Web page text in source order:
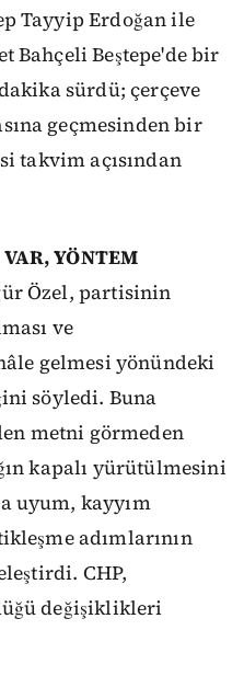
Tayyip Erdoğan ile
Bahçeli Beştepe'de bir
sürdü; çerçeve
geçmesinden bir
takvim açısından
YÖNTEM
Özel, partisinin
ve
gelmesi yönündeki
söyledi. Buna
metni görmeden
kapalı yürütülmesini
uyum, kayyım
adımlarının
CHP,
değişiklikleri